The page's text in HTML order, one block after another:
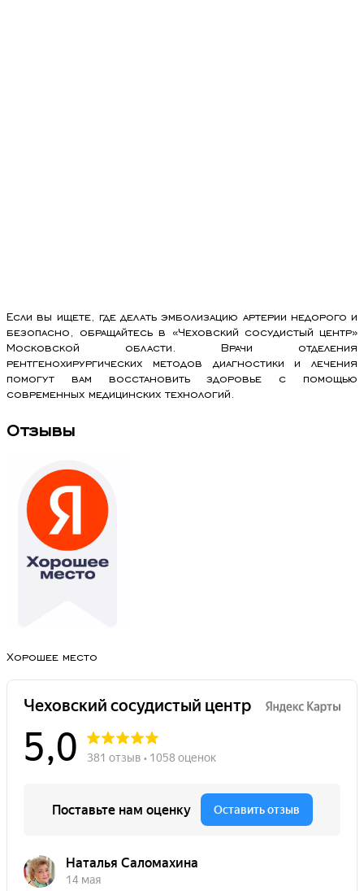
Если вы ищете, где делать эмболизацию артерии недорого и
безопасно, обращайтесь в «Чеховский сосудистый центр»
Московской области. Врачи отделения
рентгенохирургических методов диагностики и лечения
помогут вам восстановить здоровье с помощью
современных медицинских технологий.
Отзывы
Хорошее место